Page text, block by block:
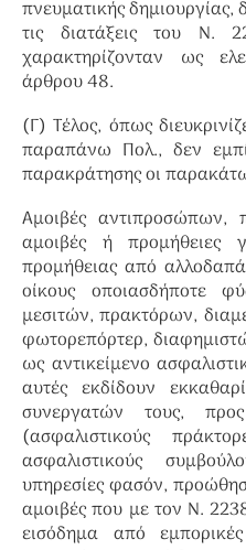
πνευματικής
τις διατάξεις του Ν.
χαρακτηρίζονταν ως
άρθρου 48.
(Γ) Τέλος, όπως
παραπάνω Πολ., δεν
παρακράτησης οι
Αμοιβές αντιπροσώπων,
αμοιβές ή προμήθειες
προμήθειας από
οίκους οποιασδήποτε
μεσιτών, πρακτόρων,
φωτορεπόρτερ,
ως αντικείμενο
αυτές εκδίδουν
συνεργατών τους,
(ασφαλιστικούς
ασφαλιστικούς
υπηρεσίες φασόν,
αμοιβές που με τον Ν.
εισόδημα από